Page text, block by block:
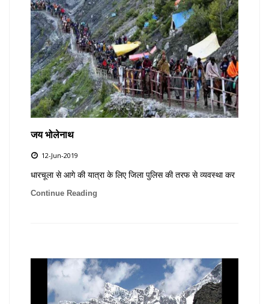
जय भोलेनाथ
12-Jun-2019
धारचूला से आगे की यात्रा के लिए जिला पुलिस की तरफ से व्यवस्था कर
Continue Reading